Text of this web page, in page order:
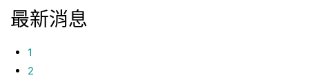
最新消息
1
2